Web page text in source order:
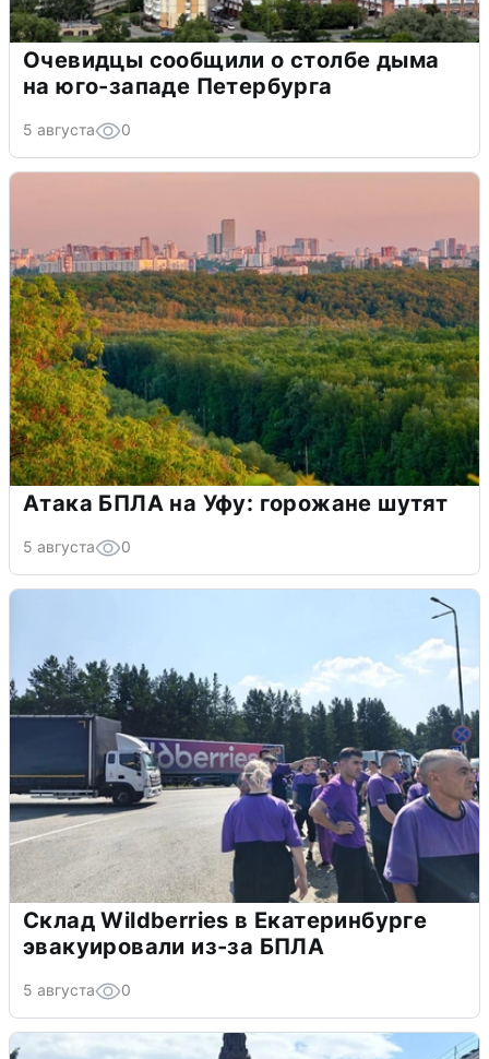
Очевидцы сообщили о столбе дыма
на юго-западе Петербурга
5 августа 0
Атака БПЛА на Уфу: горожане шутят
5 августа 0
Склад Wildberries в Екатеринбурге
эвакуировали из-за БПЛА
5 августа 0